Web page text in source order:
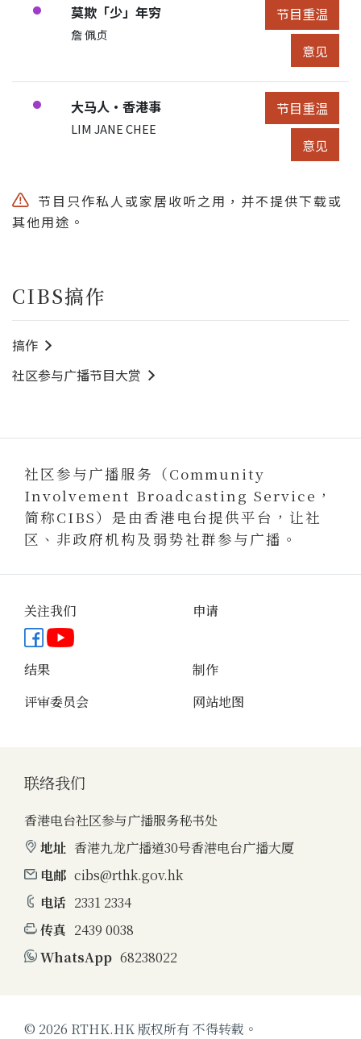
●
展开节目详细
节目:
莫欺「少」年穷
申请人/团体:
詹 佩贞
节目重温
节目重温
节目意见
意见
●
展开节目详细
节目:
大马人·香港事
申请人/团体:
LIM JANE CHEE
节目重温
节目重温
节目意见
意见
节目只作私人或家居收听之用，并不提供下载或
其他用途。
CIBS搞作
搞作
社区参与广播节目大赏
社区参与广播服务（Community
Involvement Broadcasting Service，
简称CIBS）是由香港电台提供平台，让社
区、非政府机构及弱势社群参与广播。
关注我们
Facebook专页
YouTube频道
申请
结果
制作
评审委员会
网站地图
联络我们
香港电台社区参与广播服务秘书处
地址 香港九龙广播道30号香港电台广播大厦
电邮 cibs@rthk.gov.hk
电话 2331 2334
传真 2439 0038
WhatsApp 68238022
© 2026 RTHK.HK 版权所有 不得转载。